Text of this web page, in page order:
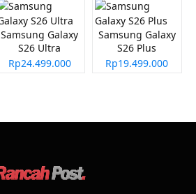
Samsung Galaxy
S26 Ultra
Rp24.499.000
Samsung Galaxy
S26 Plus
Rp19.499.000